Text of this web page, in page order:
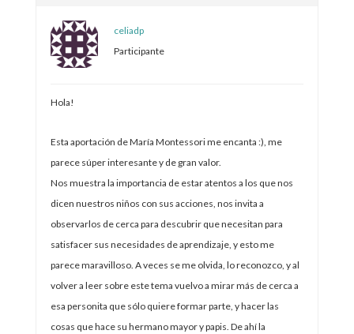
celiadp
Participante
Hola!
Esta aportación de María Montessori me encanta :), me
parece súper interesante y de gran valor.
Nos muestra la importancia de estar atentos a los que nos
dicen nuestros niños con sus acciones, nos invita a
observarlos de cerca para descubrir que necesitan para
satisfacer sus necesidades de aprendizaje, y esto me
parece maravilloso. A veces se me olvida, lo reconozco, y al
volver a leer sobre este tema vuelvo a mirar más de cerca a
esa personita que sólo quiere formar parte, y hacer las
cosas que hace su hermano mayor y papis. De ahí la